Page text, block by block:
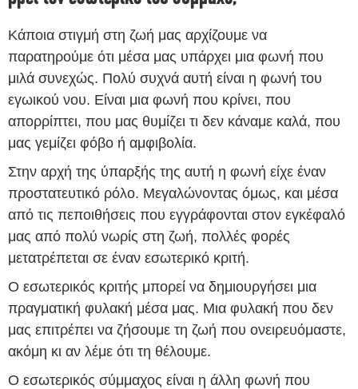
Κάποια στιγμή στη ζωή μας αρχίζουμε να
παρατηρούμε ότι μέσα μας υπάρχει μια φωνή που
μιλά συνεχώς. Πολύ συχνά αυτή είναι η φωνή του
εγωικού νου. Είναι μια φωνή που κρίνει, που
απορρίπτει, που μας θυμίζει τι δεν κάναμε καλά, που
μας γεμίζει φόβο ή αμφιβολία.
Στην αρχή της ύπαρξής της αυτή η φωνή είχε έναν
προστατευτικό ρόλο. Μεγαλώνοντας όμως, και μέσα
από τις πεποιθήσεις που εγγράφονται στον εγκέφαλό
μας από πολύ νωρίς στη ζωή, πολλές φορές
μετατρέπεται σε έναν εσωτερικό κριτή.
Ο εσωτερικός κριτής μπορεί να δημιουργήσει μια
πραγματική φυλακή μέσα μας. Μια φυλακή που δεν
μας επιτρέπει να ζήσουμε τη ζωή που ονειρευόμαστε,
ακόμη κι αν λέμε ότι τη θέλουμε.
Ο εσωτερικός σύμμαχος είναι η άλλη φωνή που